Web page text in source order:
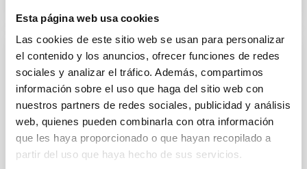
Esta página web usa cookies
Las cookies de este sitio web se usan para personalizar
el contenido y los anuncios, ofrecer funciones de redes
sociales y analizar el tráfico. Además, compartimos
información sobre el uso que haga del sitio web con
nuestros partners de redes sociales, publicidad y análisis
web, quienes pueden combinarla con otra información
que les haya proporcionado o que hayan recopilado a
partir del uso que haya hecho de sus servicios.
CONVENIO
Protocolo General de Actuación para la
gestión y coordinación de la Red de
Infraestructuras de Astronomía
Tiene por objeto la coordinación de las actividades de
las instituciones firmantes en materia de